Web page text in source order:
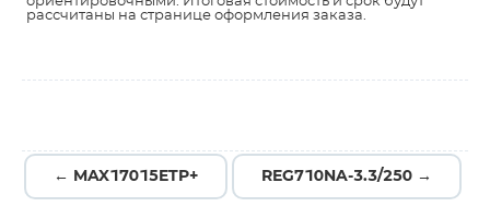
рассчитаны на странице оформления заказа.
← MAX17015ETP+ REG710NA-3.3/250 →